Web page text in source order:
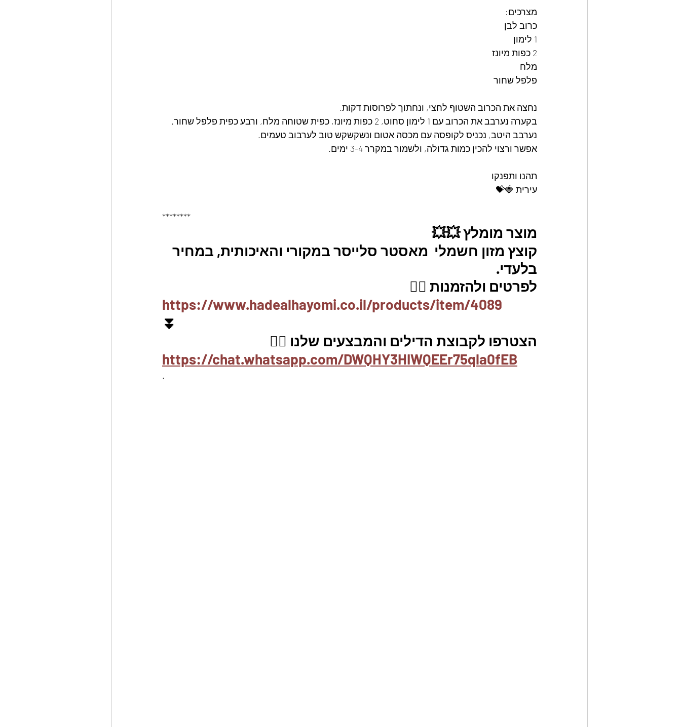
מצרכים:
כרוב לבן
1 לימון
2 כפות מיונז
מלח
פלפל שחור
נחצה את הכרוב השטוף לחצי, ונחתוך לפרוסות דקות.
בקערה נערבב את הכרוב עם 1 לימון סחוט, 2 כפות מיונז, כפית שטוחה מלח, ורבע כפית פלפל שחור.
נערבב היטב, נכניס לקופסה עם מכסה אטום ונשקשקש טוב לערבוב טעמים.
אפשר ורצוי להכין כמות גדולה, ולשמור במקרר 3-4 ימים.
תהנו ותפנקו
עירית 🍓💝
********
מוצר מומלץ 💥💥
קוצץ מזון חשמלי  מאסטר סלייסר במקורי והאיכותית, במחיר
בלעדי.
לפרטים ולהזמנות 👇🏼
https://www.hadealhayomi.co.il/products/item/4089
⏬
הצטרפו לקבוצת הדילים והמבצעים שלנו 👇🏽
https://chat.whatsapp.com/DWQHY3HIWQEEr75qla0fEB
.